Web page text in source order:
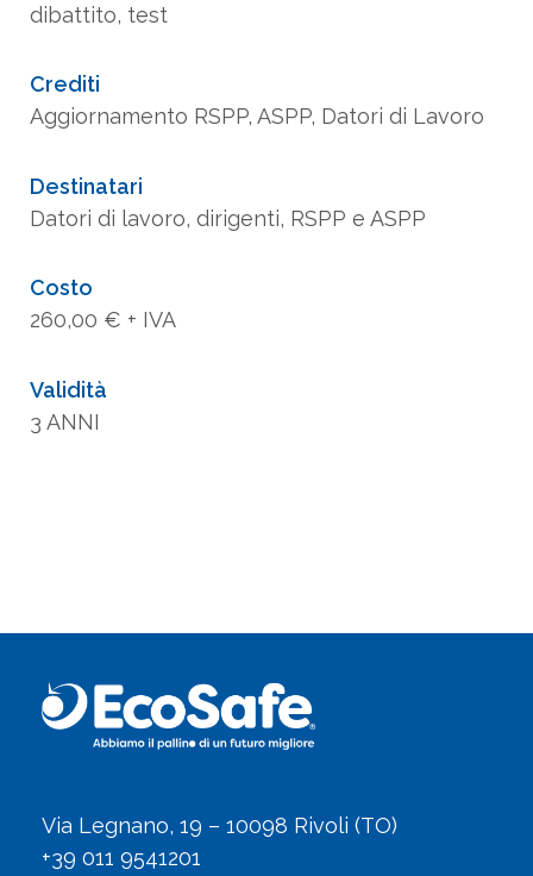
dibattito, test
Crediti
Aggiornamento RSPP, ASPP, Datori di Lavoro
Destinatari
Datori di lavoro, dirigenti, RSPP e ASPP
Costo
260,00 € + IVA
Validità
3 ANNI
Via Legnano, 19 – 10098 Rivoli (TO)
+39 011 9541201